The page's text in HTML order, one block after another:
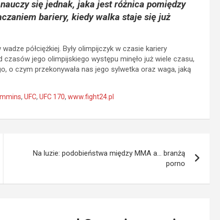
się jednak, jaka jest różnica pomiędzy
bariery, kiedy walka staje się już
półciężkiej. Były olimpijczyk w czasie kariery
jego olimpijskiego występu minęło już wiele czasu,
o czym przekonywała nas jego sylwetka oraz waga, jaką
, UFC, UFC 170, www.fight24.pl
Na luzie: podobieństwa między MMA a… branżą
porno